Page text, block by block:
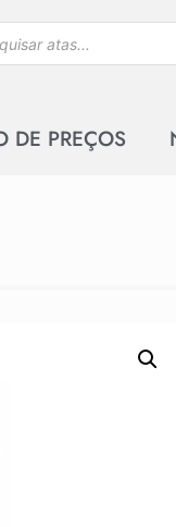
DE PREÇOS